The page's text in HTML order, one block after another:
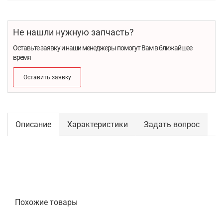
Не нашли нужную запчасть?
Оставьте заявку и наши менеджеры помогут Вам в ближайшее
время
Оставить заявку
Описание Характеристики Задать вопрос
Похожие товары